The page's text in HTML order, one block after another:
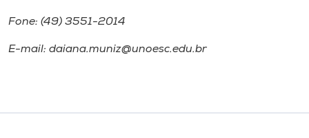
Fone: (49) 3551-2014
E-mail: daiana.muniz@unoesc.edu.br